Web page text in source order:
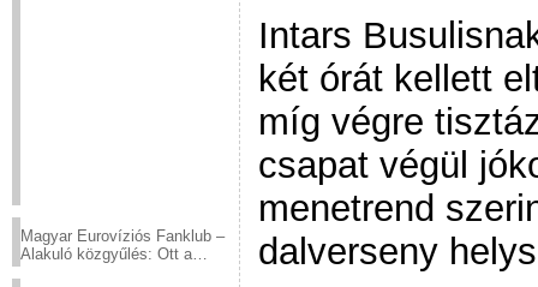
Magyar Eurovíziós Fanklub –
Alakuló közgyűlés: Ott a
Intars
két órát kellett
míg végre
csapat végül
menetrend
dalverseny